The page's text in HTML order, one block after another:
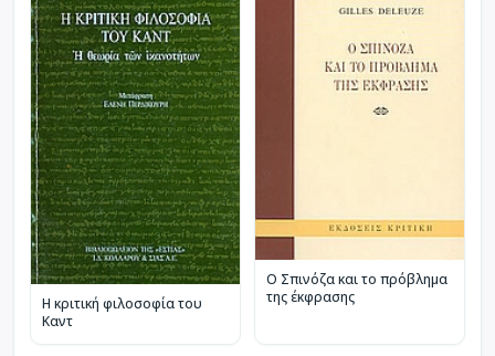
Η κριτική φιλοσοφία του
Καντ
Ο Σπινόζα και το πρόβλημα
της έκφρασης